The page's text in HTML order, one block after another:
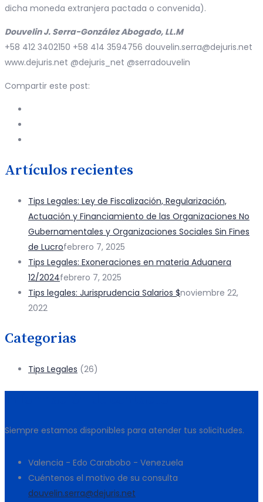
dicha moneda extranjera pactada o convenida).
Douvelin J. Serra-González Abogado, LL.M
+58 412 3402150 +58 414 3594756 douvelin.serra@dejuris.net
www.dejuris.net @dejuris_net @serradouvelin
Compartir este post:
Artículos recientes
Tips Legales: Ley de Fiscalización, Regularización,
Actuación y Financiamiento de las Organizaciones No
Gubernamentales y Organizaciones Sociales Sin Fines
de Lucrofebrero 7, 2025
Tips Legales: Exoneraciones en materia Aduanera
12/2024febrero 7, 2025
Tips legales: Jurisprudencia Salarios $noviembre 22,
2022
Categorias
Tips Legales (26)
Siempre estamos disponibles para atender tus solicitudes.
Valencia - Edo Carabobo - Venezuela
Cuéntenos el motivo de su consulta
douvelin.serra@dejuris.net